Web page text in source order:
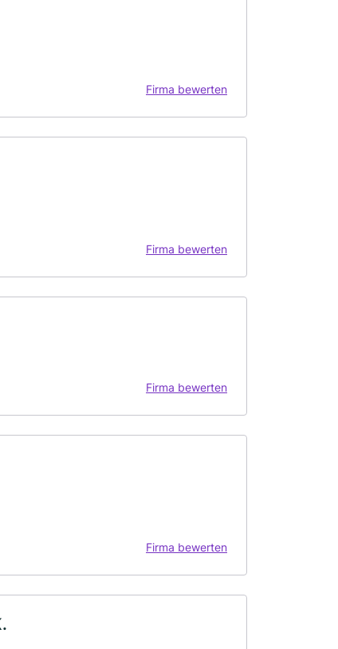
Firma bewerten
Firma bewerten
Firma bewerten
Firma bewerten